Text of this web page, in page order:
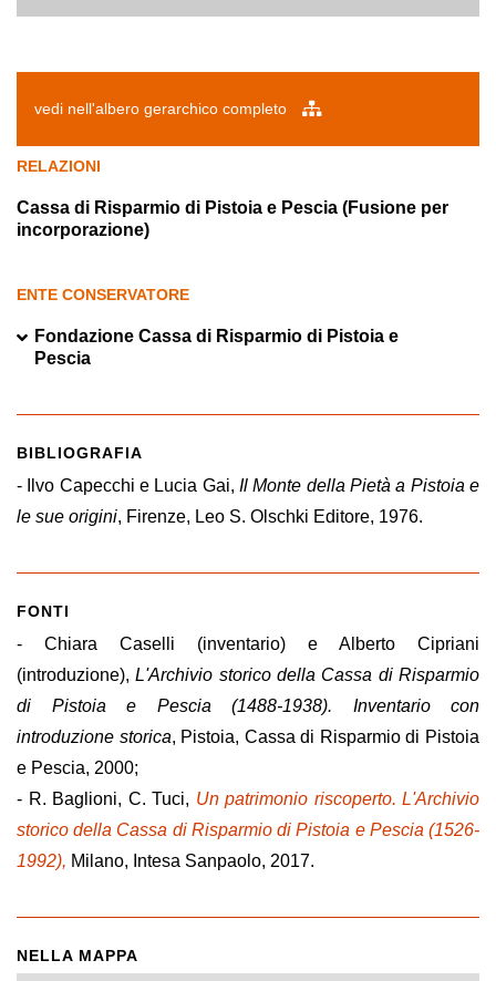
vedi nell'albero gerarchico completo
RELAZIONI
Cassa di Risparmio di Pistoia e Pescia (Fusione per
incorporazione)
ENTE CONSERVATORE
Fondazione Cassa di Risparmio di Pistoia e
Pescia
BIBLIOGRAFIA
- Ilvo Capecchi e Lucia Gai, Il Monte della Pietà a Pistoia e
le sue origini, Firenze, Leo S. Olschki Editore, 1976.
FONTI
- Chiara Caselli (inventario) e Alberto Cipriani
(introduzione),L'Archivio storico della Cassa di Risparmio
di Pistoia e Pescia (1488-1938). Inventario con
introduzione storica, Pistoia, Cassa di Risparmio di Pistoia
e Pescia, 2000;
- R. Baglioni, C. Tuci, Un patrimonio riscoperto. L'Archivio
storico della Cassa di Risparmio di Pistoia e Pescia (1526-
1992), Milano, Intesa Sanpaolo, 2017.
NELLA MAPPA